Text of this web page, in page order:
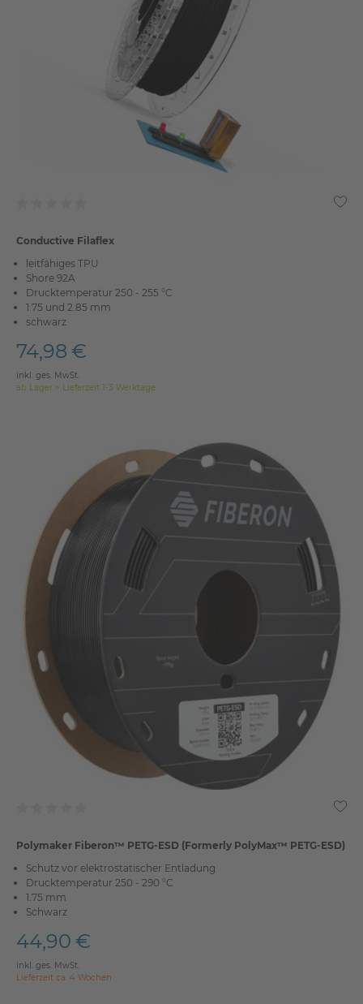
Conductive Filaflex
leitfähiges TPU
Shore 92A
Drucktemperatur 250 - 255 °C
1.75 und 2.85 mm
schwarz
74,98 €
inkl. ges. MwSt.
ab Lager > Lieferzeit 1-3 Werktage
Polymaker Fiberon™ PETG-ESD (Formerly PolyMax™ PETG-ESD)
Schutz vor elektrostatischer Entladung
Drucktemperatur 250 - 290 °C
1.75 mm
Schwarz
44,90 €
inkl. ges. MwSt.
Lieferzeit ca. 4 Wochen